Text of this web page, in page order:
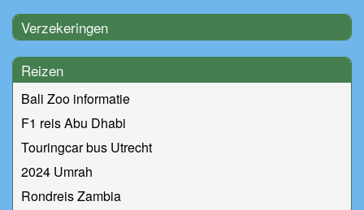
Verzekeringen
Reizen
Bali Zoo informatie
F1 reis Abu Dhabi
Touringcar bus Utrecht
2024 Umrah
Rondreis Zambia